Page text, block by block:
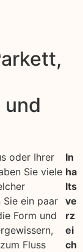
oder Ihrer
Sie viele
ein paar
Form und
Fluss
In
ha
lts
ve
rz
ei
ch